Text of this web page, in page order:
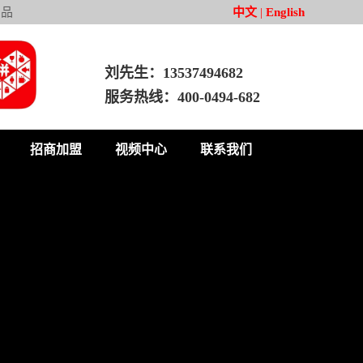
中文 | English
刘先生：13537494682
服务热线：400-0494-682
招商加盟 视频中心 联系我们